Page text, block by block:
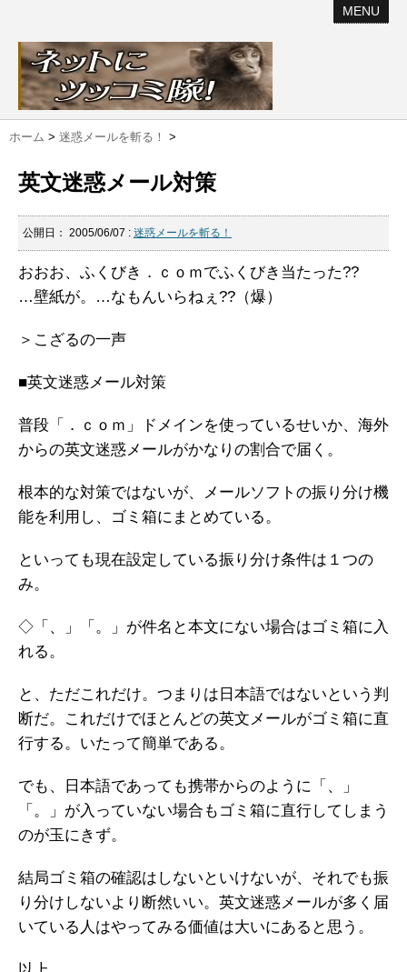
MENU
ホーム > 迷惑メールを斬る！ >
英文迷惑メール対策
公開日： 2005/06/07 : 迷惑メールを斬る！
おおお、ふくびき．ｃｏｍでふくびき当たった??
…壁紙が。…なもんいらねぇ??（爆）
＞こざるの一声
■英文迷惑メール対策
普段「．ｃｏｍ」ドメインを使っているせいか、海外
からの英文迷惑メールがかなりの割合で届く。
根本的な対策ではないが、メールソフトの振り分け機
能を利用し、ゴミ箱にまとめている。
といっても現在設定している振り分け条件は１つの
み。
◇「、」「。」が件名と本文にない場合はゴミ箱に入
れる。
と、ただこれだけ。つまりは日本語ではないという判
断だ。これだけでほとんどの英文メールがゴミ箱に直
行する。いたって簡単である。
でも、日本語であっても携帯からのように「、」
「。」が入っていない場合もゴミ箱に直行してしまう
のが玉にきず。
結局ゴミ箱の確認はしないといけないが、それでも振
り分けしないより断然いい。英文迷惑メールが多く届
いている人はやってみる価値は大いにあると思う。